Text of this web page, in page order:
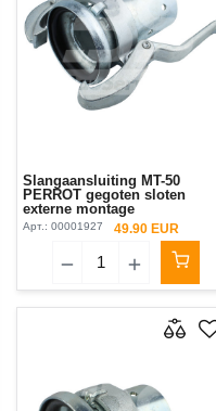
Slangaansluiting MT-50
PERROT gegoten sloten
externe montage
Арт.: 00001927 49.90 EUR